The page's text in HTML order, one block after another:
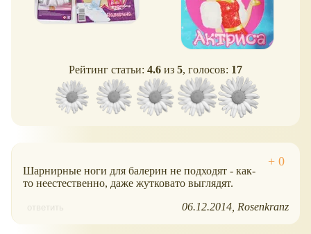
Рейтинг статьи: 4.6 из 5, голосов: 17
Шарнирные ноги для балерин не подходят - как-
то неестественно, даже жутковато выглядят.
ответить 06.12.2014 Rosenkranz